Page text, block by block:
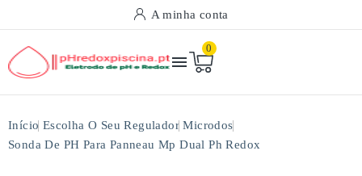
A minha conta

0
Início Escolha O Seu Regulador Microdos
Sonda De PH Para Panneau Mp Dual Ph Redox